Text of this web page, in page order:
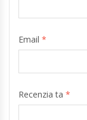
Email *
Recenzia ta *